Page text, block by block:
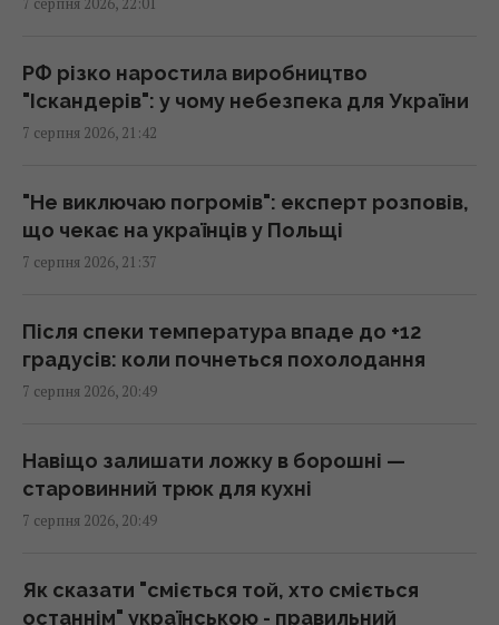
Росія встановила антидронові сітки на
кілометрів від України
20:35 п'ятниця, 07 серпня 2026
назвали 7 корисних каш
20:22 п'ятниця, 07 серпня 2026
штурвал Boeing 737 і був приголомшений
20:18 п'ятниця, 07 серпня 2026
"пекельні санкції" проти РФ
20:17 п'ятниця, 07 серпня 2026
зими, але фактор обстрілів і можливостей
ППО ніхто не відміняв, - Пантелеєв
РФ різко наростила виробництво
"Іскандерів": у чому небезпека для України
7 серпня 2026, 21:42
"Не виключаю погромів": експерт розповів,
що чекає на українців у Польщі
7 серпня 2026, 21:37
Після спеки температура впаде до +12
градусів: коли почнеться похолодання
7 серпня 2026, 20:49
Навіщо залишати ложку в борошні —
старовинний трюк для кухні
7 серпня 2026, 20:49
Як сказати "сміється той, хто сміється
останнім" українською - правильний